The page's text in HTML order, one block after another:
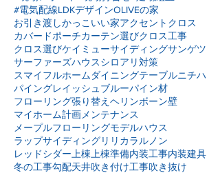
#電気配線LDKデザインOLIVEの家
お引き渡しかっこいい家アクセントクロス
カバードポーチカーテン選びクロス工事
クロス選びケイミューサイディングサンゲツ
サーファーズハウスシロアリ対策
スマイフルホームダイニングテーブルニチハ
パイングレイッシュブルーパイン材
フローリング張り替え ヘリンボーン壁
マイホーム計画 メンテナンス
メープルフローリングモデルハウス
ラップサイディングリリカラ ルノン
レッドシダー 上棟 上棟準備内装工事内装建具
冬の工事勾配天井吹き付け工事吹き抜け